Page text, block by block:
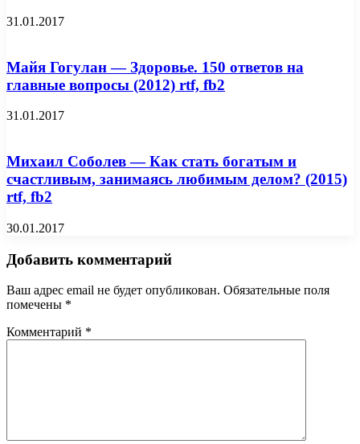
31.01.2017
Майя Гогулан — Здоровье. 150 ответов на
главные вопросы (2012) rtf, fb2
31.01.2017
Михаил Соболев — Как стать богатым и
счастливым, занимаясь любимым делом? (2015)
rtf, fb2
30.01.2017
Добавить комментарий
Ваш адрес email не будет опубликован. Обязательные поля
помечены *
Комментарий *